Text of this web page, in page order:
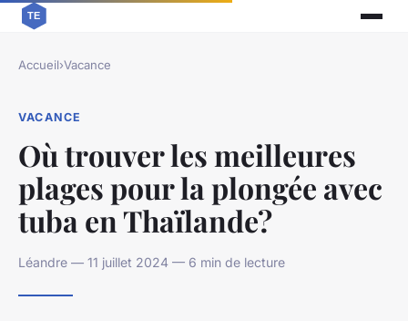
Accueil›Vacance
VACANCE
Où trouver les meilleures
plages pour la plongée avec
tuba en Thaïlande?
Léandre — 11 juillet 2024 — 6 min de lecture